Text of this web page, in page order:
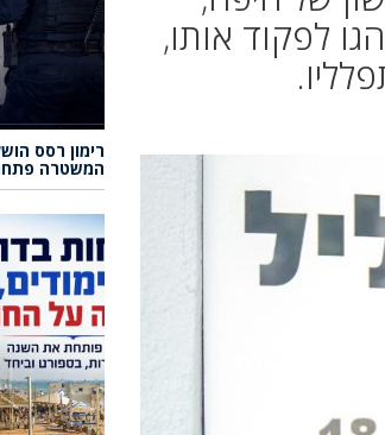
לפקוד אותו,
רימון רסס
המשטרה